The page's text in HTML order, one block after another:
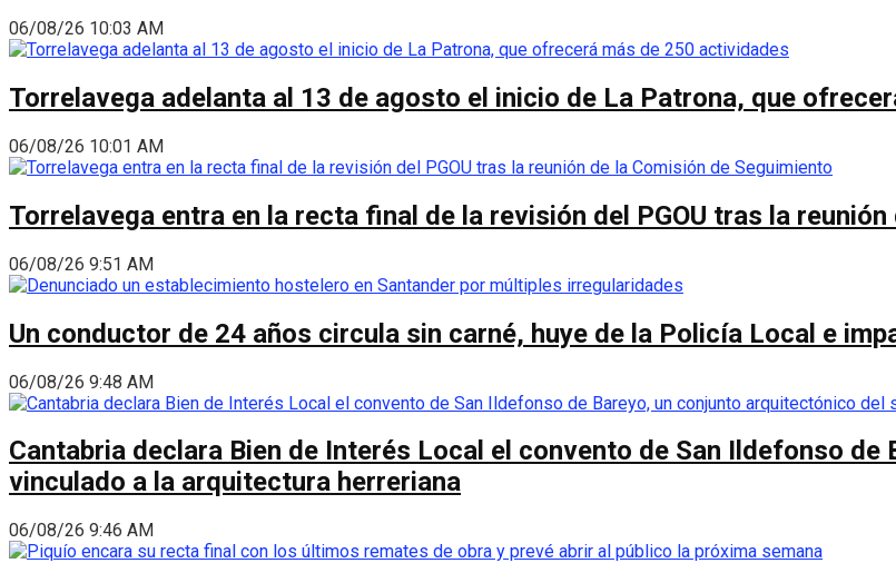
06/08/26 10:03 AM
Torrelavega adelanta al 13 de agosto el inicio de La Patrona, que
06/08/26 10:01 AM
Torrelavega entra en la recta final de la revisión del PGOU tras la
06/08/26 9:51 AM
Un conductor de 24 años circula sin carné, huye de la Policía Local e
06/08/26 9:48 AM
Cantabria declara Bien de Interés Local el convento de San Ildefonso
vinculado a la arquitectura herreriana
06/08/26 9:46 AM